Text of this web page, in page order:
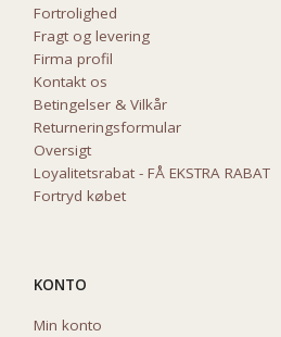
Fortrolighed
Fragt og levering
Firma profil
Kontakt os
Betingelser & Vilkår
Returneringsformular
Oversigt
Loyalitetsrabat - FÅ EKSTRA RABAT
Fortryd købet
KONTO
Min konto